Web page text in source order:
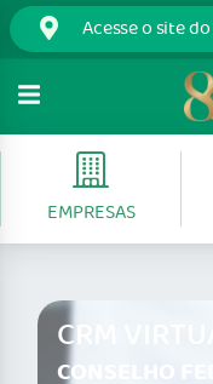
EMPRESAS
CRM
CONSELHO